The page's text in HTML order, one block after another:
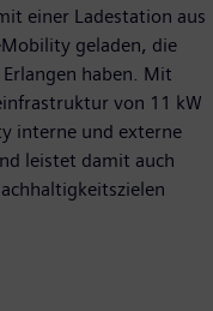
einer Ladestation aus
geladen, die
haben. Mit
von 11 kW
interne und externe
leistet damit auch